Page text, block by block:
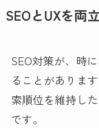
SEOとUXを両
SEO対策が、時
ることがありま
索順位を維持し
です。